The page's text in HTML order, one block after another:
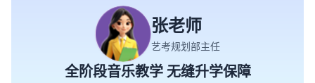
张老师
艺考规划部主任
全阶段音乐教学 无缝升学保障